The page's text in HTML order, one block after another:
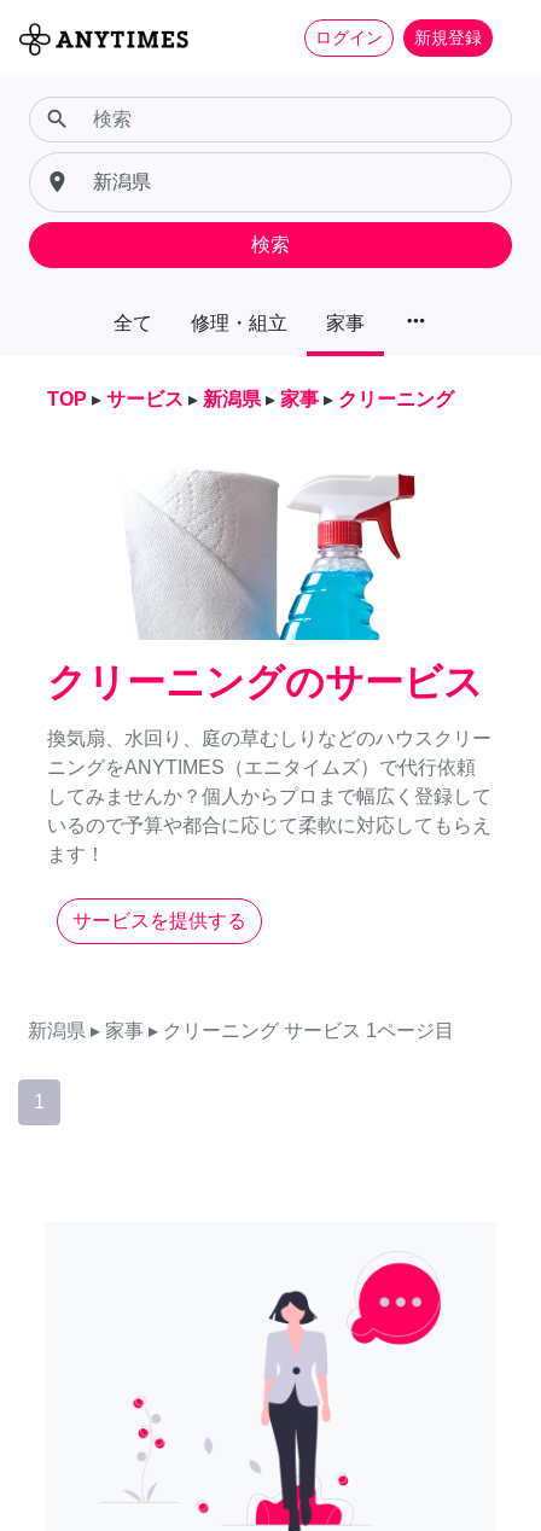
ログイン 新規登録
全て 修理・組立 家事 more_horiz
search
place
検索
TOP ▸ サービス ▸ 新潟県 ▸ 家事 ▸ クリーニング
クリーニングのサービス
換気扇、水回り、庭の草むしりなどのハウスクリー
ニングをANYTIMES（エニタイムズ）で代行依頼
してみませんか？個人からプロまで幅広く登録して
いるので予算や都合に応じて柔軟に対応してもらえ
ます！
サービスを提供する
新潟県 ▸ 家事 ▸ クリーニング サービス 1ページ目
1